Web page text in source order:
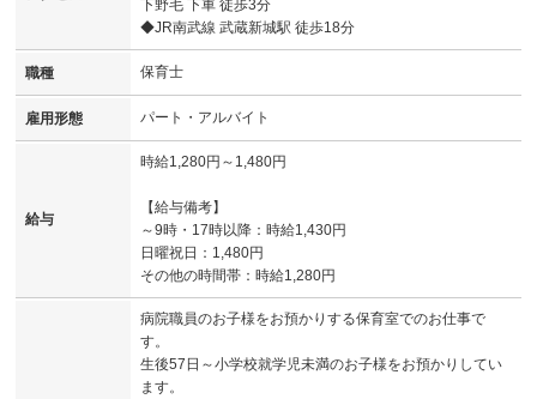
下野毛 下車 徒歩3分
◆JR南武線 武蔵新城駅 徒歩18分
職種 保育士
雇用形態 パート・アルバイト
給与
時給1,280円～1,480円
【給与備考】
～9時・17時以降：時給1,430円
日曜祝日：1,480円
その他の時間帯：時給1,280円
病院職員のお子様をお預かりする保育室でのお仕事で
す。
生後57日～小学校就学児未満のお子様をお預かりしてい
ます。